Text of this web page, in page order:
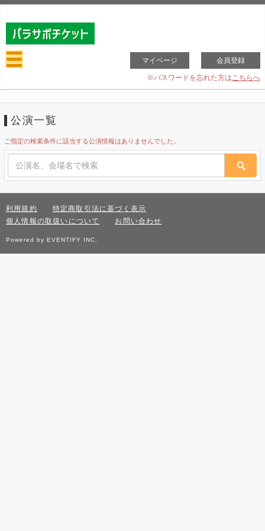
マイページ 会員登録
※パスワードを忘れた方はこちらへ
公演一覧
ご指定の検索条件に該当する公演情報はありませんでした。
利用規約
特定商取引法に基づく表示
個人情報の取扱いについて
お問い合わせ
Powered by EVENTIFY INC.